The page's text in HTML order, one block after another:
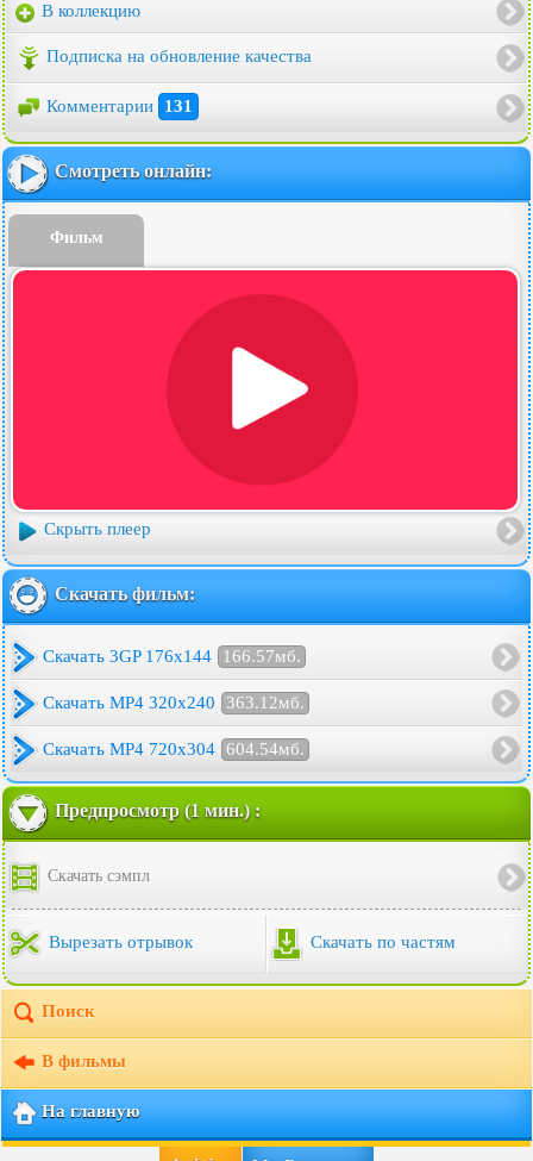
В коллекцию
Подписка на обновление качества
Комментарии 131
Смотреть онлайн:
Фильм
Скрыть плеер
Скачать фильм:
Скачать 3GP 176x144 166.57мб.
Скачать MP4 320x240 363.12мб.
Скачать MP4 720x304 604.54мб.
Предпросмотр (1 мин.) :
Скачать сэмпл
Вырезать отрывок Скачать по частям
Поиск
В фильмы
На главную